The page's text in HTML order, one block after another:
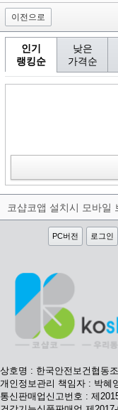
이전으로
인기
랭킹순
낮은
가격순
PC버전 로그인
상호명 : 한국안전보건협동
개인정보관리 책임자 : 박혜
통신판매업신고번호 : 제